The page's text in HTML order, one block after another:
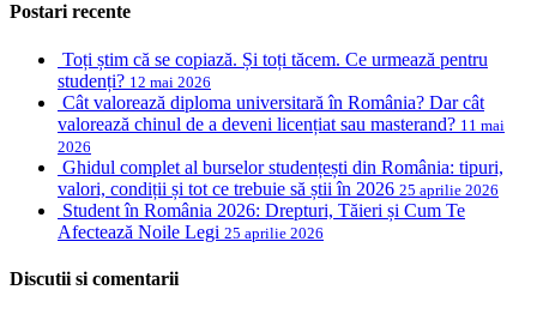
Postari recente
Toți știm că se copiază. Și toți tăcem. Ce urmează pentru
studenți? 12 mai 2026
Cât valorează diploma universitară în România? Dar cât
valorează chinul de a deveni licențiat sau masterand? 11 mai
2026
Ghidul complet al burselor studențești din România: tipuri,
valori, condiții și tot ce trebuie să știi în 2026 25 aprilie 2026
Student în România 2026: Drepturi, Tăieri și Cum Te
Afectează Noile Legi 25 aprilie 2026
Discutii si comentarii